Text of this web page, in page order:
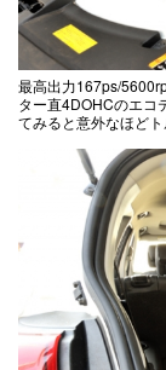
最高出力167ps/
ター直4DOHCのエコ
てみると意外なほどト